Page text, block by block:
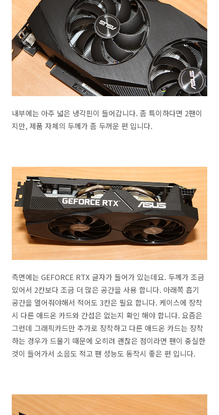
내부에는 아주 넓은 냉각핀이 들어갑니다. 좀 특이하다면 2팬이
지만, 제품 자체의 두께가 좀 두꺼운 편 입니다.
측면에는 GEFORCE RTX 글자가 들어가 있는데요. 두께가 조금
있어서 2칸보다 조금 더 많은 공간을 사용 합니다. 아래쪽 흡기
공간을 열어줘야해서 적어도 3칸은 필요 합니다. 케이스에 장착
시 다른 애드온 카드와 간섭은 없는지 확인 해야 합니다. 요즘은
그런데 그래픽카드만 추가로 장착하고 다른 애드온 카드는 장착
하는 경우가 드물기 때문에 오히려 괜찮은 점이라면 팬이 충실한
것이 들어가서 소음도 적고 팬 성능도 동작시 좋은 편 입니다.